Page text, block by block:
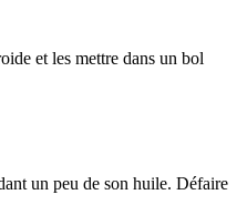
et les mettre dans un bol
un peu de son huile. Défaire